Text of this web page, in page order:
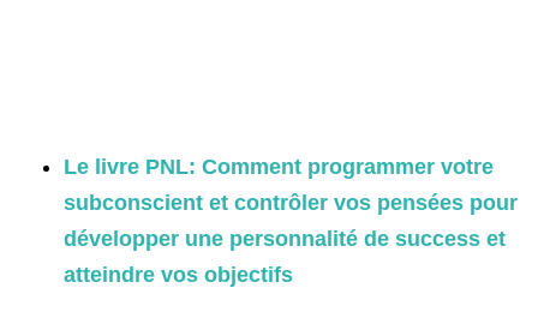
Le livre PNL: Comment programmer votre
subconscient et contrôler vos pensées pour
développer une personnalité de success et
atteindre vos objectifs